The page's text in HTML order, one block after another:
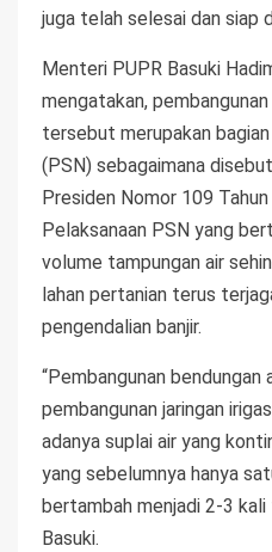
juga telah selesai dan siap
Menteri PUPR Basuki
mengatakan,
tersebut merupakan
(PSN) sebagaimana
Presiden Nomor 109
Pelaksanaan PSN yang
volume tampungan air
lahan pertanian terus
pengendalian banjir.
“Pembangunan bendungan
pembangunan jaringan
adanya suplai air yang
yang sebelumnya hanya
bertambah menjadi 2-3
Basuki.